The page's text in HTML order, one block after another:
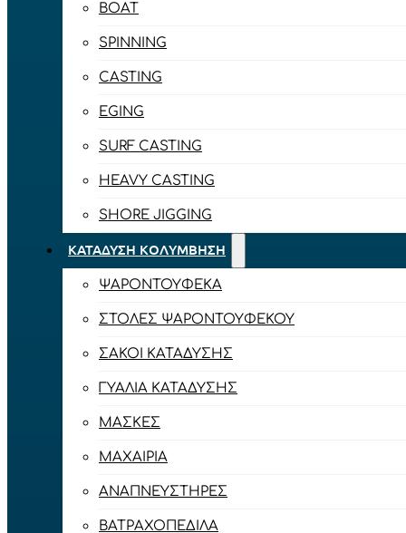
BOAT
SPINNING
CASTING
EGING
SURF CASTING
HEAVY CASTING
SHORE JIGGING
ΚΑΤΆΔΥΣΗ ΚΟΛΎΜΒΗΣΗ
ΨΑΡΟΝΤΟΎΦΕΚΑ
ΣΤΟΛΈΣ ΨΑΡΟΝΤΟΎΦΕΚΟΥ
ΣΆΚΟΙ ΚΑΤΆΔΥΣΗΣ
ΓΥΑΛΙΆ ΚΑΤΆΔΥΣΗΣ
ΜΆΣΚΕΣ
ΜΑΧΑΊΡΙΑ
ΑΝΑΠΝΕΥΣΤΉΡΕΣ
ΒΑΤΡΑΧΟΠΈΔΙΛΑ